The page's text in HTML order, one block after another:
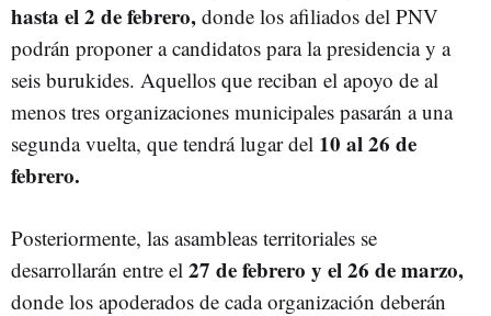
hasta el 2 de febrero, donde los afiliados del PNV
podrán proponer a candidatos para la presidencia y a
seis burukides. Aquellos que reciban el apoyo de al
menos tres organizaciones municipales pasarán a una
segunda vuelta, que tendrá lugar del 10 al 26 de
febrero.
Posteriormente, las asambleas territoriales se
desarrollarán entre el 27 de febrero y el 26 de marzo,
donde los apoderados de cada organización deberán